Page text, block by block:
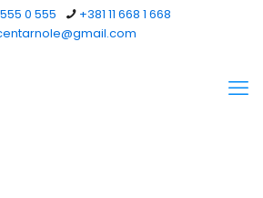
0 555
+381 11 668 1 668